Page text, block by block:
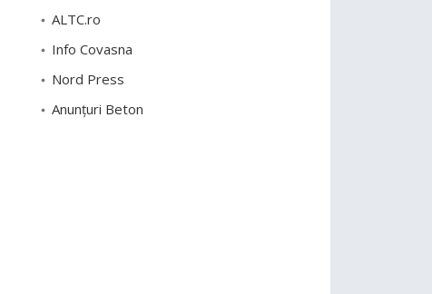
ALTC.ro
Info Covasna
Nord Press
Anunțuri Beton